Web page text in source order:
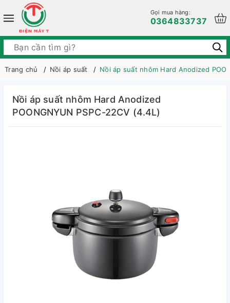
Gọi mua hàng:
0364833737
Trang chủ Nồi áp suất Nồi áp suất nhôm Hard Anodized
Nồi áp suất nhôm Hard Anodized
POONGNYUN PSPC-22CV (4.4L)